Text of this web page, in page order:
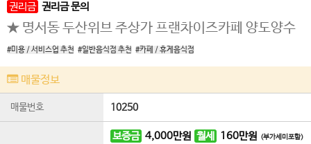
권리금 권리금 문의
★ 명서동 두산위브 주상가 프랜차이즈카페 양도양수
#미용 / 서비스업 추천 #일반음식점 추천 #카페 / 휴게음식점
매물정보
매물번호 10250
보증금 4,000만원 월세 160만원 (부가세미포함)